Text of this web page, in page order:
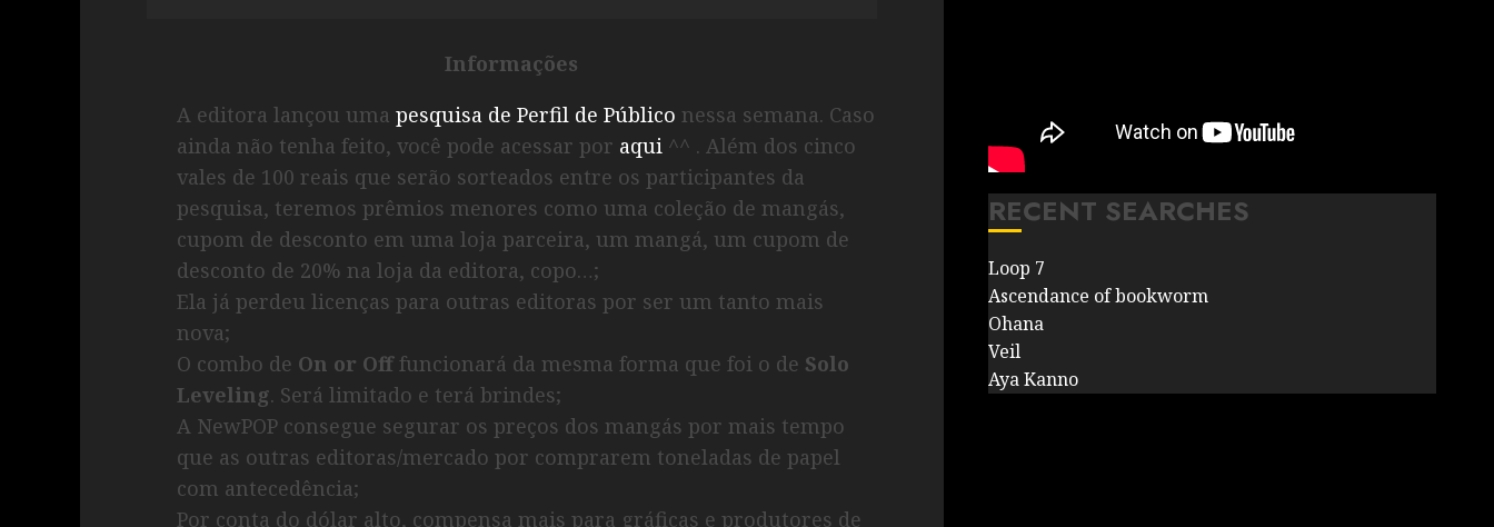
Informações
A editora lançou uma pesquisa de Perfil de Público nessa semana. Caso
ainda não tenha feito, você pode acessar por aqui ^^ . Além dos cinco
vales de 100 reais que serão sorteados entre os participantes da
pesquisa, teremos prêmios menores como uma coleção de mangás,
cupom de desconto em uma loja parceira, um mangá, um cupom de
desconto de 20% na loja da editora, copo…;
Ela já perdeu licenças para outras editoras por ser um tanto mais
nova;
O combo de On or Offfuncionará da mesma forma que foi o de Solo
Leveling. Será limitado e terá brindes;
A NewPOP consegue segurar os preços dos mangás por mais tempo
que as outras editoras/mercado por comprarem toneladas de papel
com antecedência;
Por conta do dólar alto, compensa mais para gráficas e produtores de
RECENT SEARCHES
Loop 7
Ascendance of bookworm
Ohana
Veil
Aya Kanno